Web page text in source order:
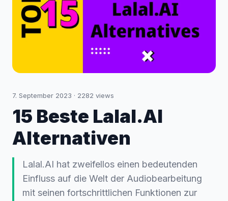
7. September 2023 · 2282 views
15 Beste Lalal.AI
Alternativen
Lalal.AI hat zweifellos einen bedeutenden
Einfluss auf die Welt der Audiobearbeitung
mit seinen fortschrittlichen Funktionen zur